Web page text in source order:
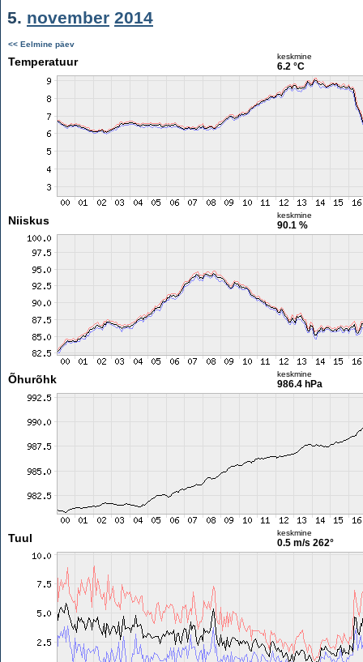
5. november 2014
<< Eelmine päev
Temperatuur keskmine
6.2 °C
Niiskus keskmine
90.1 %
Õhurõhk keskmine
986.4 hPa
Tuul keskmine
0.5 m/s 262°